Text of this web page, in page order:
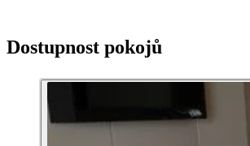
Dostupnost pokojů